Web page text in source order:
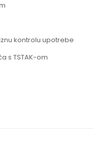
kontrolu upotrebe
s TSTAK-om